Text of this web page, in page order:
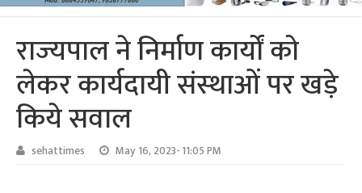
राज्‍यपाल ने निर्माण कार्यों को
लेकर कार्यदायी संस्‍थाओं पर खड़े
किये सवाल
sehattimes May 16, 2023- 11:05 PM